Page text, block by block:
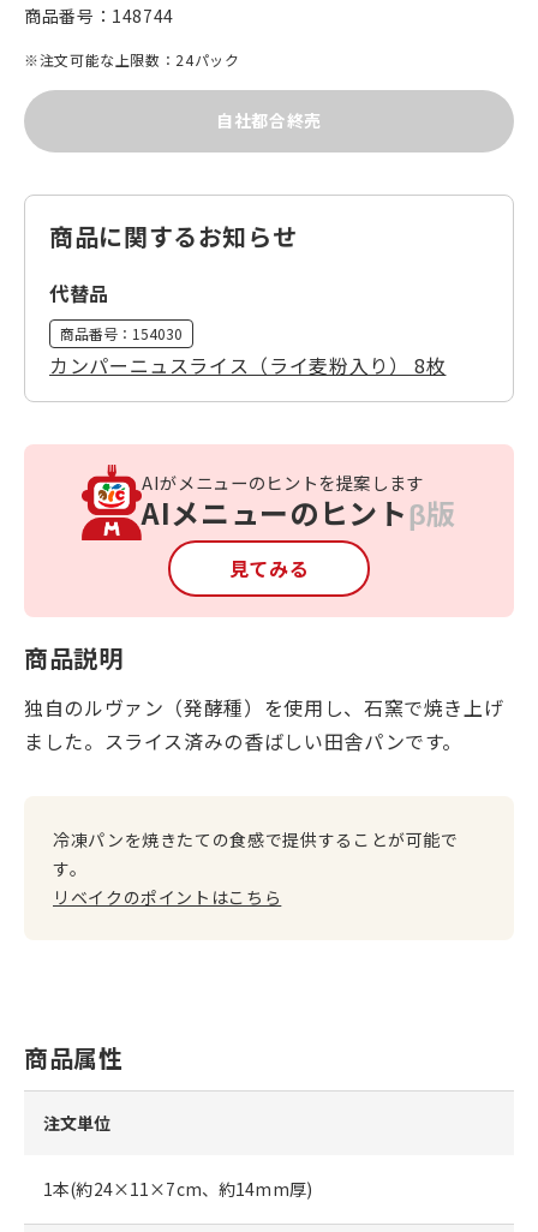
商品番号： 148744
※注文可能な上限数：24パック
自社都合終売
商品に関するお知らせ
代替品
商品番号： 154030
カンパーニュスライス（ライ麦粉入り） 8枚
AIがメニューのヒントを提案します
AIメニューのヒントβ版
見てみる
商品説明
独自のルヴァン（発酵種）を使用し、石窯で焼き上げ
ました。スライス済みの香ばしい田舎パンです。
冷凍パンを焼きたての食感で提供することが可能で
す。
リベイクのポイントはこちら
商品属性
注文単位
1本(約24×11×7cm、約14mm厚)